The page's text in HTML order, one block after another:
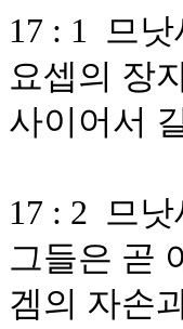
17 : 1 므
요셉의 장
사이어서
17 : 2 므
그들은 곧
겜의 자손